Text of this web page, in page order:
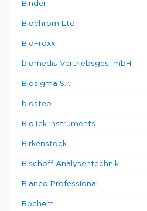
Binder
Biochrom Ltd.
BioFroxx
biomedis Vertriebsges. mbH
Biosigma S.r.l.
biostep
BioTek Instruments
Birkenstock
Bischoff Analysentechnik
Blanco Professional
Bochem